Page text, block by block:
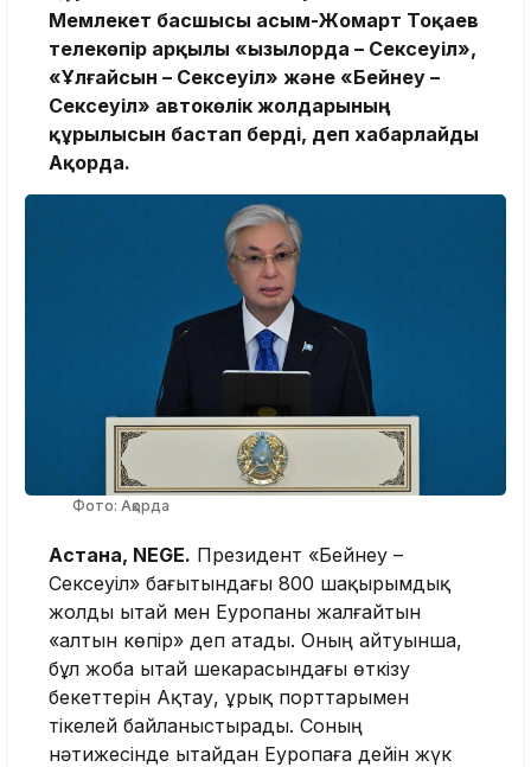
Мемлекет басшысы Қасым-Жомарт Тоқаев
телекөпір арқылы «Қызылорда – Сексеуіл»,
«Ұлғайсын – Сексеуіл» және «Бейнеу –
Сексеуіл» автокөлік жолдарының
құрылысын бастап берді, деп хабарлайды
Ақорда.
Фото: Ақорда
Астана, NEGE. Президент «Бейнеу –
Сексеуіл» бағытындағы 800 шақырымдық
жолды Қытай мен Еуропаны жалғайтын
«алтын көпір» деп атады. Оның айтуынша,
бұл жоба Қытай шекарасындағы өткізу
бекеттерін Ақтау, Құрық порттарымен
тікелей байланыстырады. Соның
нәтижесінде Қытайдан Еуропаға дейін жүк